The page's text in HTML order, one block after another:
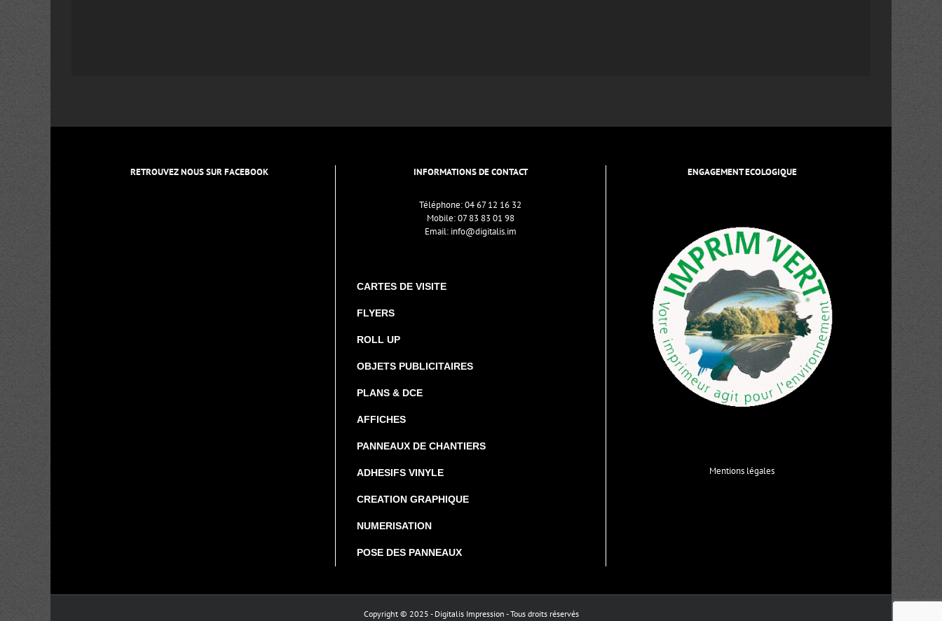
RETROUVEZ NOUS SUR FACEBOOK INFORMATIONS DE CONTACT
Téléphone:04 67 12 16 32
Mobile:07 83 83 01 98
Email: info@digitalis.im
CARTES DE VISITE
FLYERS
ROLL UP
OBJETS PUBLICITAIRES
PLANS & DCE
AFFICHES
PANNEAUX DE CHANTIERS
ADHESIFS VINYLE
CREATION GRAPHIQUE
NUMERISATION
POSE DES PANNEAUX
ENGAGEMENT ECOLOGIQUE
Mentions légales
Copyright © 2025 - Digitalis Impression - Tous droits réservés